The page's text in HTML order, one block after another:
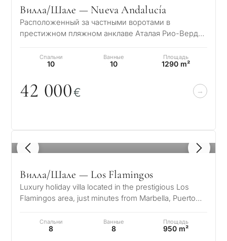
Вилла/Шале — Nueva Andalucía
Расположенный за частными воротами в
престижном пляжном анклаве Аталая Рио-Верде,
предлага…
Спальни
10
Ванные
10
Площадь
1290 m²
42 000€
1 / 8
Вилла/Шале — Los Flamingos
Luxury holiday villa located in the prestigious Los
Flamingos area, just minutes from Marbella, Puerto
Спальни
8
Ванные
8
Площадь
950 m²